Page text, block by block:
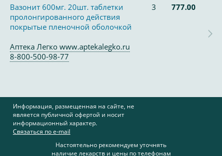
Вазонит 600мг. 20шт. таблетки
пролонгированного действия
покрытые пленочной оболочкой
3 777.00
Аптека Легко www.aptekalegko.ru
8-800-500-98-77
Информация, размещенная на сайте, не
является публичной офертой и носит
информационный характер.
Связаться по e-mail
Настоятельно рекомендуем уточнять
наличие лекарств и цены по телефонам